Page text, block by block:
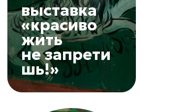
выставка
«красиво
жить
не запрети
шь!»